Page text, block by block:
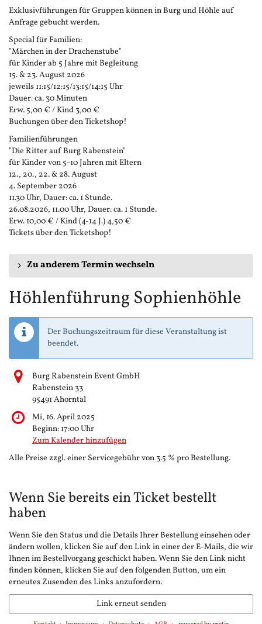
Exklusivführungen für Gruppen können in Burg und Höhle auf
Anfrage gebucht werden.
Special für Familien:
"Märchen in der Drachenstube"
für Kinder ab 5 Jahre mit Begleitung
15. & 23. August 2026
jeweils 11:15/12:15/13:15/14:15 Uhr
Dauer: ca. 30 Minuten
Erw. 5,00 € / Kind 3,00 €
Buchungen über den Ticketshop!
Familienführungen
"Die Ritter auf Burg Rabenstein"
für Kinder von 5-10 Jahren mit Eltern
12., 20., 22. & 28. August
4. September 2026
11.30 Uhr, Dauer: ca. 1 Stunde.
26.08.2026, 11.00 Uhr, Dauer: ca. 1 Stunde.
Erw. 10,00 € / Kind (4-14 J.) 4,50 €
Tickets über den Ticketshop!
Zu anderem Termin wechseln
Höhlenführung Sophienhöhle
Der Buchungszeitraum für diese Veranstaltung ist
beendet.
Burg Rabenstein Event GmbH
Rabenstein 33
95491 Ahorntal
Mi, 16. April 2025
Beginn: 17:00Uhr
Zum Kalender hinzufügen
Alle Preise zzgl. einer Servicegebühr von 3.5 % pro Bestellung.
Wenn Sie bereits ein Ticket bestellt
haben
Wenn Sie den Status und die Details Ihrer Bestellung einsehen oder
ändern wollen, klicken Sie auf den Link in einer der E-Mails, die wir
Ihnen im Bestellvorgang geschickt haben. Wenn Sie den Link nicht
finden können, klicken Sie auf den folgenden Button, um ein
erneutes Zusenden des Links anzufordern.
Link erneut senden